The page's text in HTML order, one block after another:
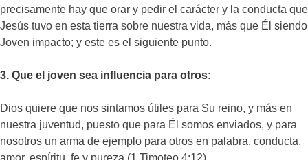
precisamente hay que orar y pedir el carácter y la conducta que
Jesús tuvo en esta tierra sobre nuestra vida, más que Él siendo
Joven impacto; y este es el siguiente punto.
3. Que el joven sea influencia para otros:
Dios quiere que nos sintamos útiles para Su reino, y más en
nuestra juventud, puesto que para Él somos enviados, y para
nosotros un arma de ejemplo para otros en palabra, conducta,
amor, espíritu, fe y pureza (1 Timoteo 4:12).